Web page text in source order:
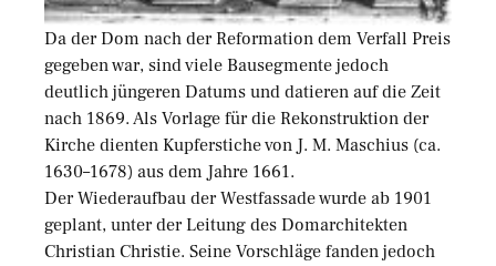
Da der Dom nach der Reformation dem Verfall Preis
gegeben war, sind viele Bausegmente jedoch
deutlich jüngeren Datums und datieren auf die Zeit
nach 1869. Als Vorlage für die Rekonstruktion der
Kirche dienten Kupferstiche von J. M. Maschius (ca.
1630–1678) aus dem Jahre 1661.
Der Wiederaufbau der Westfassade wurde ab 1901
geplant, unter der Leitung des Domarchitekten
Christian Christie. Seine Vorschläge fanden jedoch